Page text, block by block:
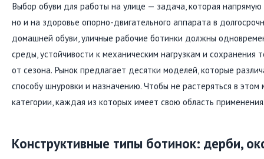
Выбор обуви для работы на улице — задача, которая
но и на здоровье опорно-двигательного аппарата в
домашней обуви, уличные рабочие ботинки должны
среды, устойчивости к механическим нагрузкам и сохранения
от сезона. Рынок предлагает десятки моделей, которые
способу шнуровки и назначению. Чтобы не растеряться в
категории, каждая из которых имеет свою область
Конструктивные типы ботинок: дерби,